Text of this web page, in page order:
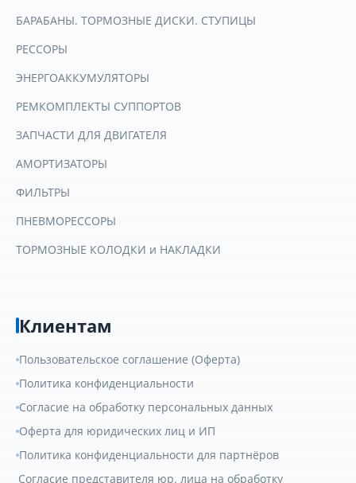
БАРАБАНЫ. ТОРМОЗНЫЕ ДИСКИ. СТУПИЦЫ
РЕССОРЫ
ЭНЕРГОАККУМУЛЯТОРЫ
РЕМКОМПЛЕКТЫ СУППОРТОВ
ЗАПЧАСТИ ДЛЯ ДВИГАТЕЛЯ
АМОРТИЗАТОРЫ
ФИЛЬТРЫ
ПНЕВМОРЕССОРЫ
ТОРМОЗНЫЕ КОЛОДКИ и НАКЛАДКИ
Клиентам
Пользовательское соглашение (Оферта)
Политика конфиденциальности
Согласие на обработку персональных данных
Оферта для юридических лиц и ИП
Политика конфиденциальности для партнёров
Согласие представителя юр. лица на обработку